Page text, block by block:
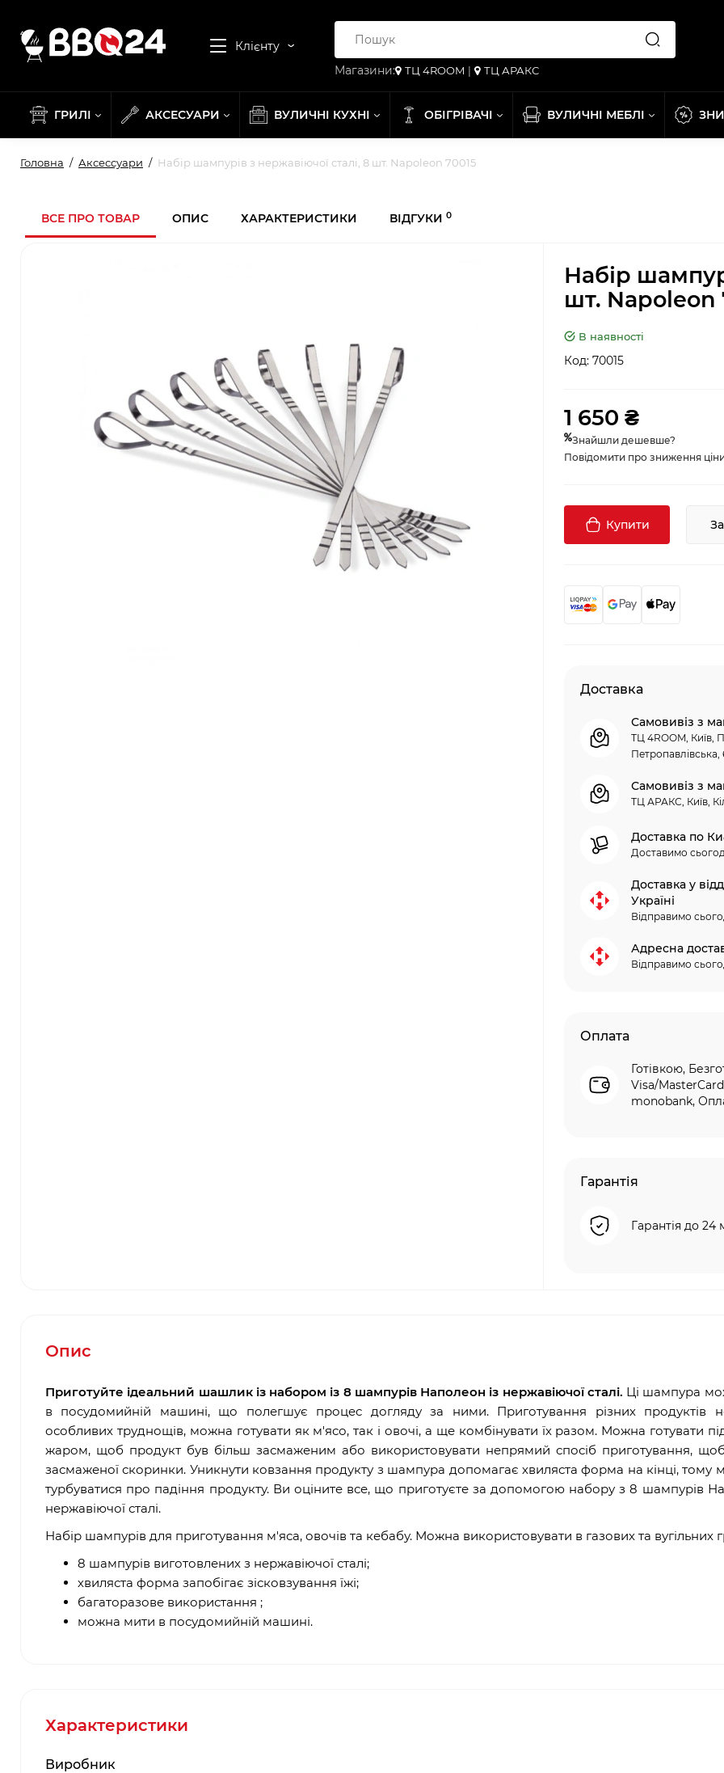
Клієнту
Магазини:
ТЦ 4ROOM | ТЦ АРАКС
ГРИЛІ АКСЕСУАРИ ВУЛИЧНІ КУХНІ ОБІГРІВАЧІ ВУЛИЧНІ МЕБЛІ
Головна Аксессуари Набір шампурів з нержавіючої сталі, 8 шт. Napoleon 70015
ВСЕ ПРО ТОВАР ОПИС ХАРАКТЕРИСТИКИ ВІДГУКИ 0
Набір
шт. Napoleon
В наявності
Код: 70015
1 650 ₴
Знайшли дешевше?
Повідомити про зниження ціни,
Купити
Доставка
Самовивіз з
ТЦ 4ROOM, Київ,
Петропавлівська,
Самовивіз з
ТЦ АРАКС, Київ,
Доставка по
Доставимо
Доставка у
Україні
Відправимо
Адресна
Відправимо
Оплата
Готівкою,
Visa/
monobank,
Гарантія
Гарантія до 24
Опис
Приготуйте ідеальний шашлик із набором із 8 шампурів Наполеон із нержавіючої сталі. Ці шампура
в посудомийній машині, що полегшує процес догляду за ними. Приготування різних продуктів
особливих труднощів, можна готувати як м'ясо, так і овочі, а ще комбінувати їх разом. Можна готувати
жаром, щоб продукт був більш засмаженим або використовувати непрямий спосіб приготування,
засмаженої скоринки. Уникнути ковзання продукту з шампура допомагає хвиляста форма на кінці, тому
турбуватися про падіння продукту. Ви оціните все, що приготуєте за допомогою набору з 8 шампурів
нержавіючої сталі.
Набір шампурів для приготування м'яса, овочів та кебабу. Можна використовувати в газових та вугільних
8 шампурів виготовлених з нержавіючої сталі;
хвиляста форма запобігає зісковзування їжі;
багаторазове використання ;
можна мити в посудомийній машині.
Характеристики
Виробник